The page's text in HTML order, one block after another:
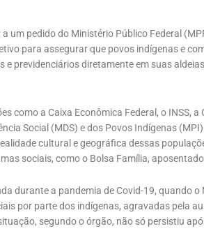
um pedido do Ministério Público Federal
para assegurar que povos indígenas e
e previdenciários diretamente em suas
como a Caixa Econômica Federal, o INSS,
Social (MDS) e dos Povos Indígenas
cultural e geográfica dessas
sociais, como o Bolsa Família,
durante a pandemia de Covid-19, quando
por parte dos indígenas, agravadas pela
segundo o órgão, não só persistiu